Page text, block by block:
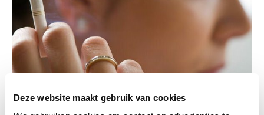
Deze website maakt gebruik van cookies